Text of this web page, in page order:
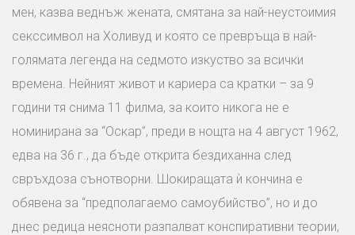
мен, казва веднъж жената, смятана за най-неустоимия
секссимвол на Холивуд и която се превръща в най-
голямата легенда на седмото изкуство за всички
времена. Нейният живот и кариера са кратки – за 9
години тя снима 11 филма, за които никога не е
номинирана за “Оскар”, преди в нощта на 4 август 1962,
едва на 36 г., да бъде открита бездиханна след
свръхдоза сънотворни. Шокиращата ѝ кончина е
обявена за “предполагаемо самоубийство”, но и до
днес редица неясноти разпалват конспиративни теории,